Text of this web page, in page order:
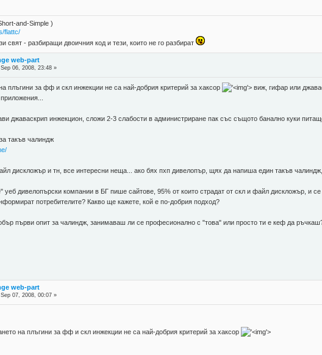
and-Simple )
flattc/
свят - разбиращи двоичния код и тези, които не го разбират
web-part
Sep 06, 2008, 23:48 »
плъгини за фф и скл инжекции не са най-добрия критерий за хаксор '> виж, гифар или
джаваскрип инжекцион, сложи 2-3 слабости в администриране пак със същото банално куки
такъв чалиндж
дискложър и тн, все интересни неща... ако бях пхп дивелопър, щях да напиша един такъв
уеб дивелопърски компании в БГ пише сайтове, 95% от които страдат от скл и файл дискложър, и
потребителите? Какво ще кажете, кой е по-добрия подход?
първи опит за чалиндж, занимаваш ли се професионално с "това" или просто ти е кеф да
web-part
Sep 07, 2008, 00:07 »
на плъгини за фф и скл инжекции не са най-добрия критерий за хаксор
'>